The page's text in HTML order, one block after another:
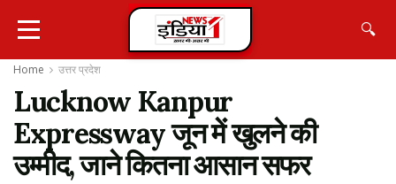
🔍
Home उत्तर प्रदेश
Lucknow Kanpur
Expressway जून में खुलने की
उम्मीद, जाने कितना आसान सफर